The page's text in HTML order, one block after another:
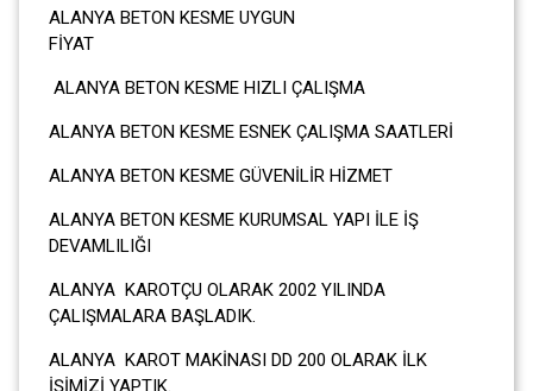
ALANYA BETON KESME UYGUN
ALANYA BETON KESME HIZLI ÇALIŞMA
ALANYA BETON KESME ESNEK ÇALIŞMA SAATLERİ
ALANYA BETON KESME GÜVENİLİR HİZMET
ALANYA BETON KESME KURUMSAL YAPI İLE İŞ
DEVAMLILIĞI
ALANYA KAROTÇU OLARAK 2002 YILINDA
ÇALIŞMALARA BAŞLADIK.
ALANYA KAROT MAKİNASI DD 200 OLARAK İLK
İŞİMİZİ YAPTIK.